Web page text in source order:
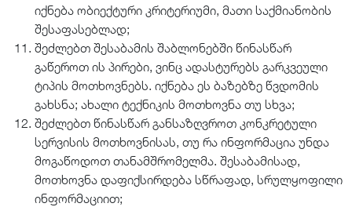
იქნება ობიექტური კრიტერიუმი, მათი საქმიანობის
შესაფასებლად;
შეძლებთ შესაბამის შაბლონებში წინასწარ
გაწეროთ ის პირები, ვინც ადასტურებს გარკვეული
ტიპის მოთხოვნებს. იქნება ეს ბაზებზე წვდომის
გახსნა; ახალი ტექნიკის მოთხოვნა თუ სხვა;
შეძლებთ წინასწარ განსაზღვროთ კონკრეტული
სერვისის მოთხოვნისას, თუ რა ინფორმაცია უნდა
მოგაწოდოთ თანამშრომელმა. შესაბამისად,
მოთხოვნა დაფიქსირდება სწრაფად, სრულყოფილი
ინფორმაციით;